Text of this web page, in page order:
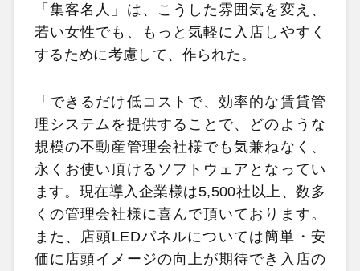
「集客名人」は、こうした雰囲気を変え、
若い女性でも、もっと気軽に入店しやすく
するために考慮して、作られた。
「できるだけ低コストで、効率的な賃貸管
理システムを提供することで、どのような
規模の不動産管理会社様でも気兼ねなく、
永くお使い頂けるソフトウェアとなってい
ます。現在導入企業様は5,500社以上、数多
くの管理会社様に喜んで頂いております。
また、店頭LEDパネルについては簡単・安
価に店頭イメージの向上が期待でき入店の